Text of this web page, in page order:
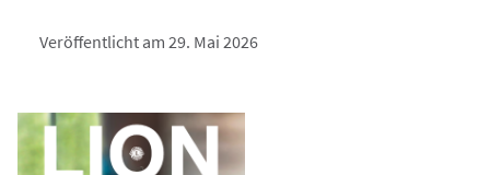
Veröffentlicht am 29. Mai 2026